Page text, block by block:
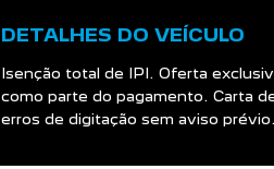
DETALHES DO VEÍCULO
Isenção total de IPI. Oferta
como parte do pagamento. Carta
erros de digitação sem aviso